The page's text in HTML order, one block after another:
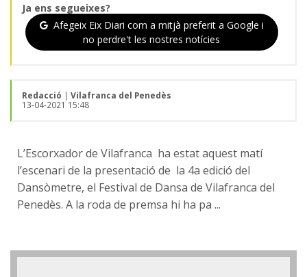
Ja ens segueixes?
Afegeix Eix Diari com a mitjà preferit a Google i
no perdre't les nostres notícies
Redacció | Vilafranca del Penedès
13-04-2021 15:48
L’Escorxador de Vilafranca ha estat aquest matí
l’escenari de la presentació de la 4a edició del
Dansòmetre, el Festival de Dansa de Vilafranca del
Penedès. A la roda de premsa hi ha pa ...